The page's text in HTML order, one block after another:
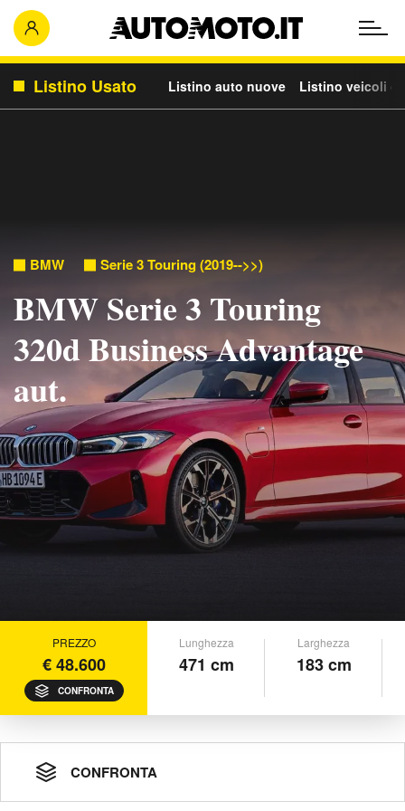
Listino Usato Listino auto nuove Listino veicoli
BMW Serie 3 Touring (2019-->>)
BMW Serie 3 Touring
320d Business Advantage
aut.
PREZZO
€ 48.600
CONFRONTA
Lunghezza
471 cm
Larghezza
183 cm
CONFRONTA